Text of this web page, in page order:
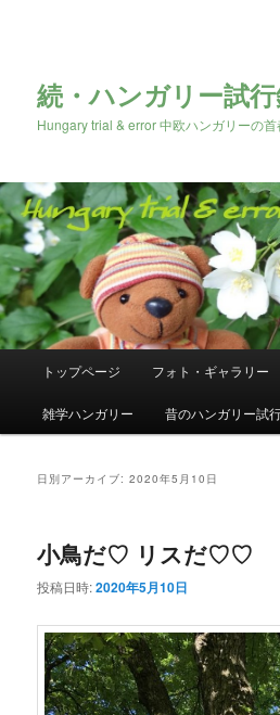
続・ハンガリー試
Hungary trial & error 中欧ハンガリーの
メ
メ
イ
ン
ン
ツ
サ
ブ
テ
ツ
へ
トップページ フォト・ギャラリー
雑学ハンガリー 昔のハンガリー試
日別アーカイブ:2020年5月10日
小鳥だ♡ リスだ♡♡
投稿日時:2020年5月10日